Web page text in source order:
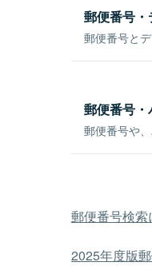
郵便番号
郵便番号と
郵便番号
郵便番号や
郵便番号検
2025年度版